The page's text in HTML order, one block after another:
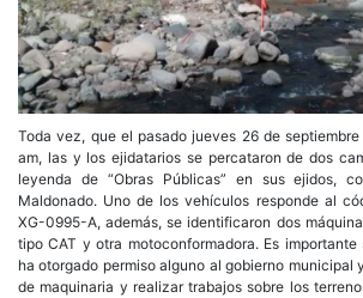
Toda vez, que el pasado jueves 26 de
am, las y los ejidatarios se percataron de dos
leyenda de “Obras Públicas” en sus ejidos,
Maldonado. Uno de los vehículos responde al
XG-0995-A, además, se identificaron dos
tipo CAT y otra motoconformadora. Es
ha otorgado permiso alguno al gobierno municipal
de maquinaria y realizar trabajos sobre los